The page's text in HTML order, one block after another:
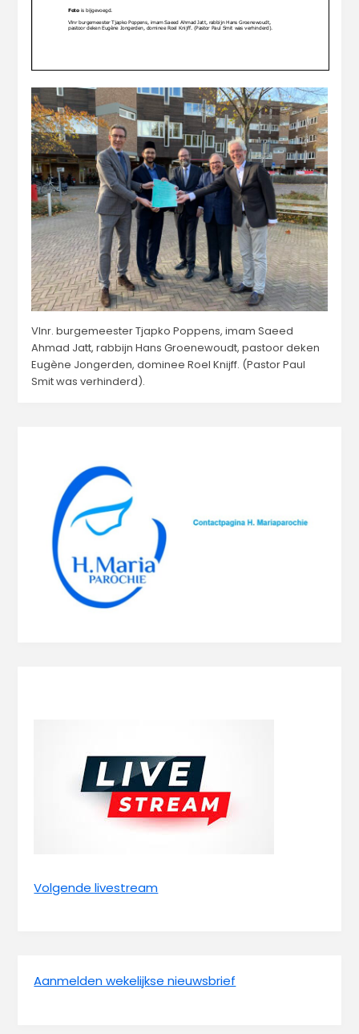
Vlnr. burgemeester Tjapko Poppens, imam Saeed
Ahmad Jatt, rabbijn Hans Groenewoudt, pastoor deken
Eugène Jongerden, dominee Roel Knijff. (Pastor Paul
Smit was verhinderd).
Volgende livestream
Aanmelden wekelijkse nieuwsbrief